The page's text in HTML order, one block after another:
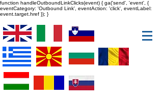
function handleOutboundLinkClicks(event) { ga('send', 'event', {
eventCategory: 'Outbound Link', eventAction: 'click', eventLabel:
event.target.href }); }